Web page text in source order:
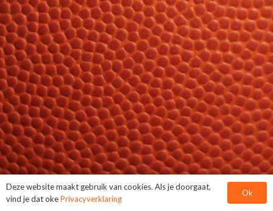
Deze website maakt gebruik van cookies. Als je doorgaat,
vind je dat okePrivacyverklaring
Ok